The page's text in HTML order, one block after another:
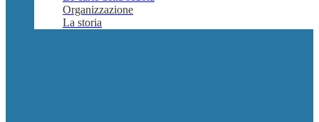
Organizzazione
La storia